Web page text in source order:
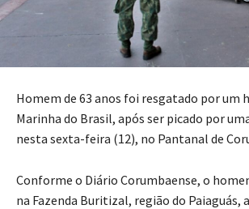
Homem de 63 anos foi resgatado por um
Marinha do Brasil, após ser picado por
nesta sexta-feira (12), no Pantanal de
Conforme o Diário Corumbaense, o
na Fazenda Buritizal, região do Paiaguás,